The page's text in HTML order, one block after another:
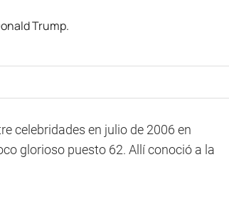
celebridades en julio de 2006 en
glorioso puesto 62. Allí conoció a la